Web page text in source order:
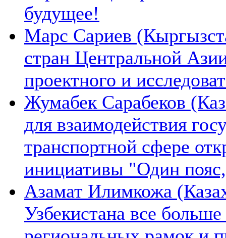
будущее!
Марс Сариев
стран Центральной
проектного и
Жумабек Сарабеков
для взаимодействия
транспортной сфере
инициативы "Один
Азамат Илимкожа
Узбекистана все